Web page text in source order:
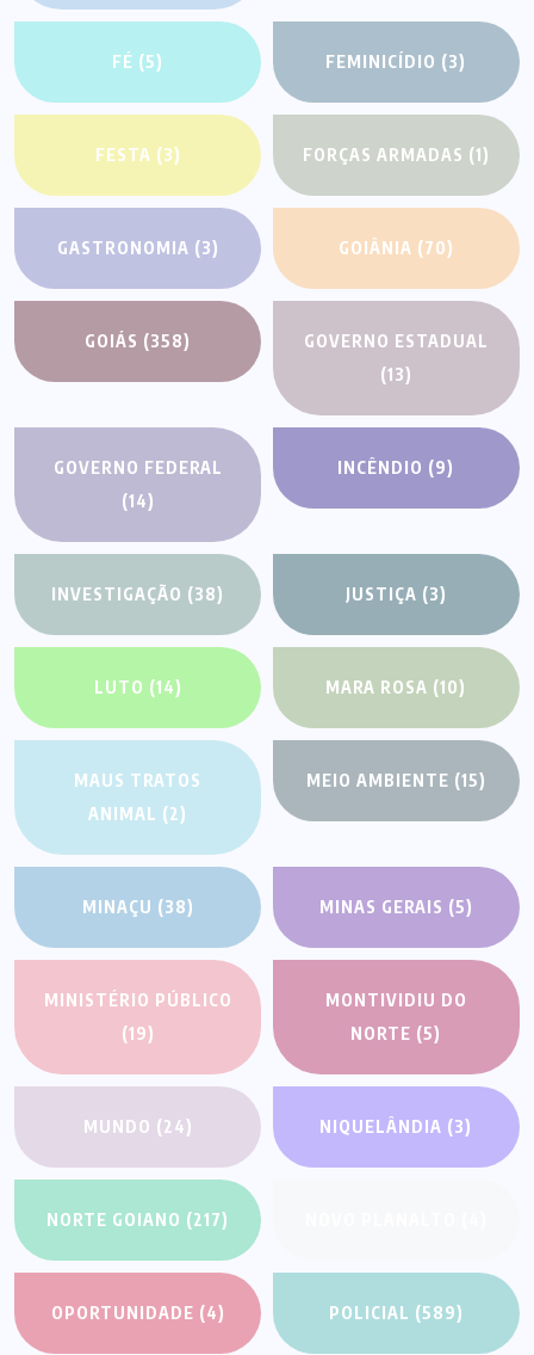
FÉ (5) FEMINICÍDIO (3)
FESTA (3) FORÇAS ARMADAS (1)
GASTRONOMIA (3) GOIÂNIA (70)
GOIÁS (358)
GOVERNO ESTADUAL
(13)
GOVERNO FEDERAL
(14)
INCÊNDIO (9)
INVESTIGAÇÃO (38) JUSTIÇA (3)
LUTO (14) MARA ROSA (10)
MAUS TRATOS
ANIMAL (2)
MEIO AMBIENTE (15)
MINAÇU (38) MINAS GERAIS (5)
MINISTÉRIO PÚBLICO
(19)
MONTIVIDIU DO
NORTE (5)
MUNDO (24) NIQUELÂNDIA (3)
NORTE GOIANO (217)
OPORTUNIDADE (4) POLICIAL (589)